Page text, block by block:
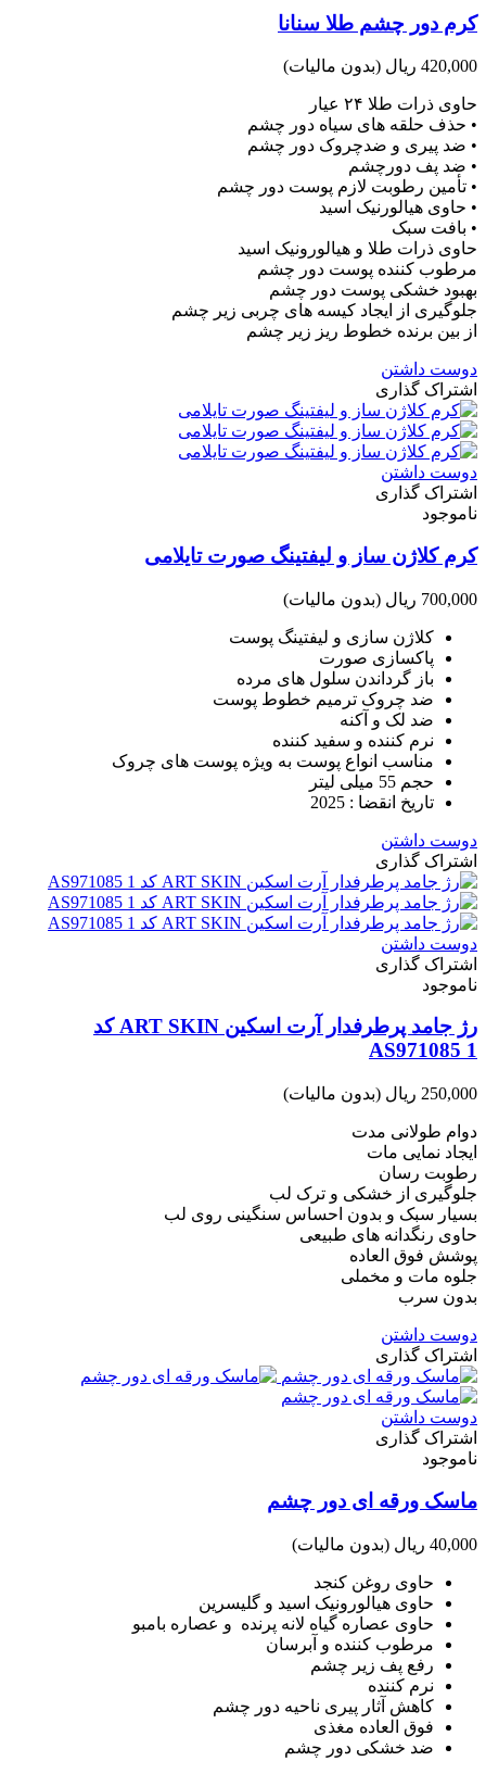
کرم دور چشم طلا سنانا
420,000 ریال (بدون مالیات)
حاوی ذرات طلا ۲۴ عیار
• حذف حلقه های سیاه دور چشم
• ضد پیری و ضدچروک دور چشم
• ضد پف دورچشم
• تأمین رطوبت لازم پوست دور چشم
• حاوی هیالورنیک اسید
• بافت سبک
حاوی ذرات طلا و هیالورونیک اسید
مرطوب کننده پوست دور چشم
بهبود خشکی پوست دور چشم
جلوگیری از ایجاد کیسه های چربی زیر چشم
از بین برنده خطوط ریز زیر چشم
دوست داشتن
اشتراک گذاری
دوست داشتن
اشتراک گذاری
ناموجود
کرم کلاژن ساز و لیفتینگ صورت تایلامی
700,000 ریال (بدون مالیات)
کلاژن سازی و لیفتینگ پوست
پاکسازی صورت
باز گرداندن سلول های مرده
ضد چروک ترمیم خطوط پوست
ضد لک و آکنه
نرم کننده و سفید کننده
مناسب انواع پوست به ویژه پوست های چروک
حجم 55 میلی لیتر
تاریخ انقضا : 2025
دوست داشتن
اشتراک گذاری
دوست داشتن
اشتراک گذاری
ناموجود
رژ جامد پرطرفدار آرت اسکین ART SKIN کد
AS971085 1
250,000 ریال (بدون مالیات)
دوام طولانی مدت
ایجاد نمایی مات
رطوبت رسان
جلوگیری از خشکی و ترک لب
بسيار سبک و بدون احساس سنگينی روی لب
حاوی رنگدانه های طبيعی
پوشش فوق العاده
جلوه مات و مخملی
بدون سرب
دوست داشتن
اشتراک گذاری
دوست داشتن
اشتراک گذاری
ناموجود
ماسک ورقه ای دور چشم
40,000 ریال (بدون مالیات)
حاوی روغن کنجد
حاوی هیالورونیک اسید و گلیسرین
حاوی عصاره گیاه لانه پرنده و عصاره بامبو
مرطوب کننده و آبرسان
رفع پف زیر چشم
نرم کننده
کاهش آثار پیری ناحیه دور چشم
فوق العاده مغذی
ضد خشکی دور چشم